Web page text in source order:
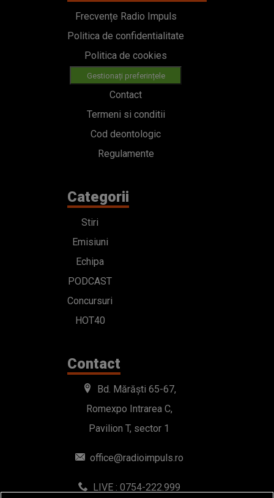
Frecvențe Radio Impuls
Politica de confidentialitate
Politica de cookies
Gestionați preferințele
Contact
Termeni si conditii
Cod deontologic
Regulamente
Categorii
Stiri
Emisiuni
Echipa
PODCAST
Concursuri
HOT40
Contact
Bd. Mărăști 65-67,
Romexpo Intrarea C,
Pavilion T, sector 1
office@radioimpuls.ro
LIVE : 0754-222.999